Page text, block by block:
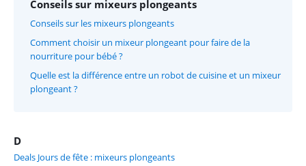
Conseils sur mixeurs plongeants
Conseils sur les mixeurs plongeants
Comment choisir un mixeur plongeant pour faire de la
nourriture pour bébé ?
Quelle est la différence entre un robot de cuisine et un mixeur
plongeant ?
D
Deals Jours de fête : mixeurs plongeants